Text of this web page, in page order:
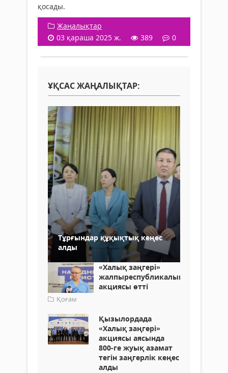
қосады.
Жаңалықтар
03 қараша 2025 ж.
389 0
ҰҚСАС ЖАҢАЛЫҚТАР:
Тұрғындар құқықтық кеңес
алды
«Халық заңгері»
жалпыреспубликалық
акциясы өтті
Қоғам
Қызылордада
«Халық заңгері»
акциясы аясында
800-ге жуық азамат
тегін заңгерлік кеңес
алды